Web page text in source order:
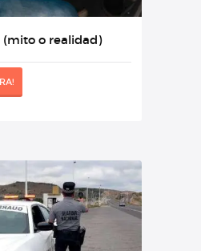
(mito o realidad)